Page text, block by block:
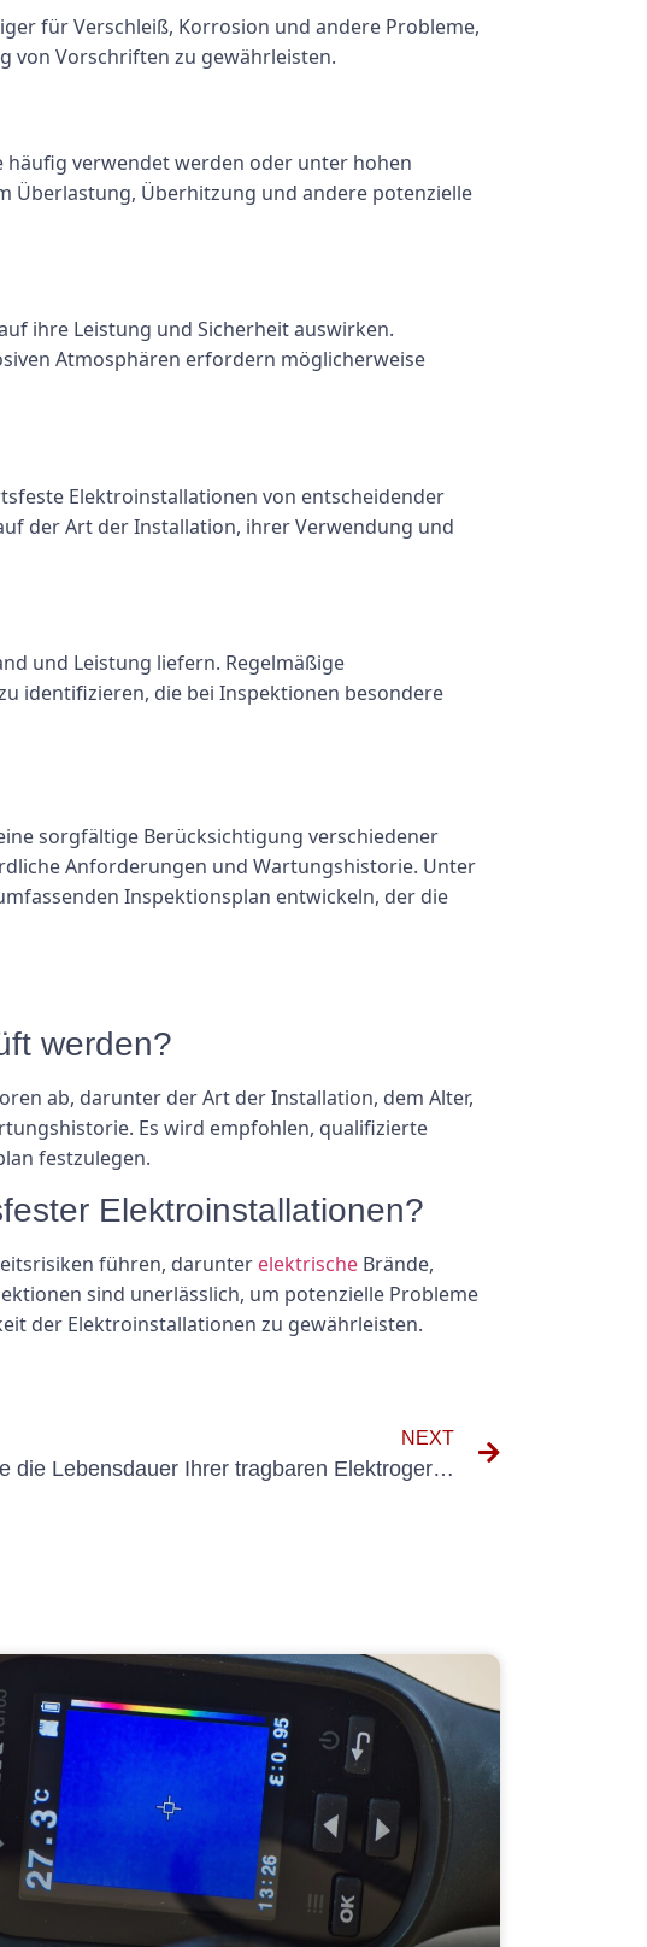
für Verschleiß, Korrosion und andere Probleme,
von Vorschriften zu gewährleisten.
häufig verwendet werden oder unter hohen
Überlastung, Überhitzung und andere potenzielle
ihre Leistung und Sicherheit auswirken.
Atmosphären erfordern möglicherweise
Elektroinstallationen von entscheidender
der Art der Installation, ihrer Verwendung und
und Leistung liefern. Regelmäßige
identifizieren, die bei Inspektionen besondere
sorgfältige Berücksichtigung verschiedener
Anforderungen und Wartungshistorie. Unter
Inspektionsplan entwickeln, der die
werden?
ab, darunter der Art der Installation, dem Alter,
Es wird empfohlen, qualifizierte
festzulegen.
Elektroinstallationen?
führen, darunter elektrische Brände,
sind unerlässlich, um potenzielle Probleme
der Elektroinstallationen zu gewährleisten.
NEXT
So verlängern Sie die Lebensdauer Ihrer tragbaren Elektrogeräte